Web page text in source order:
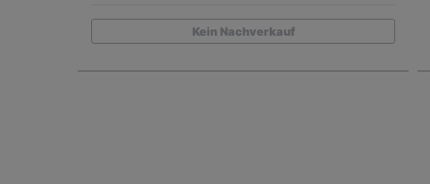
Kein Nachverkauf